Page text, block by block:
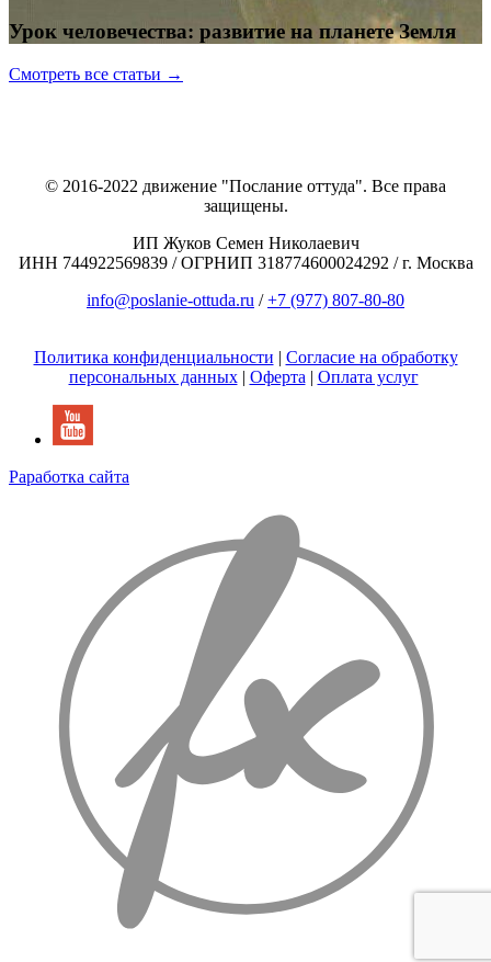
Урок человечества: развитие на планете Земля
Смотреть все статьи →
© 2016-2022 движение "Послание оттуда". Все права
защищены.
ИП Жуков Семен Николаевич
ИНН 744922569839 / ОГРНИП 318774600024292 / г. Москва
info@poslanie-ottuda.ru /+7 (977) 807-80-80
Политика конфиденциальности | Согласие на обработку
персональных данных | Оферта | Оплата услуг
Раработка сайта